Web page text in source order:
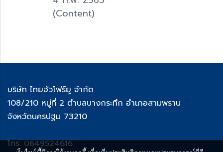
(Content)
บริษัท ไทยฮัวโฟร์ยู จำกัด
108/210 หมู่ที่ 2 ตำบลบางกระทึก อำเภอสามพราน
จังหวัดนครปฐม 73210
โทร: 0649524616